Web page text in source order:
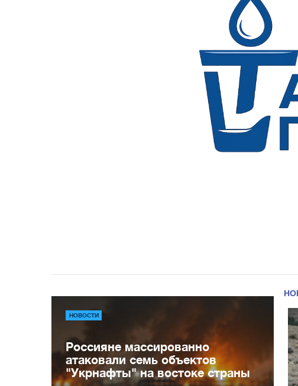
НОВОСТИ
Россияне массированно
атаковали семь объектов
"Укрнафты" на востоке страны